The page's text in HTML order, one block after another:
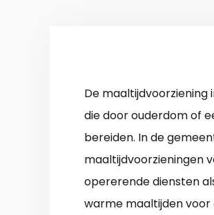
De
die door ouderdom of
bereiden. In de
maaltijdvoorzieningen
opererende diensten
warme maaltijden voor